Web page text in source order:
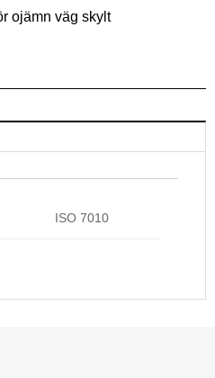
ojämn väg skylt
ISO 7010